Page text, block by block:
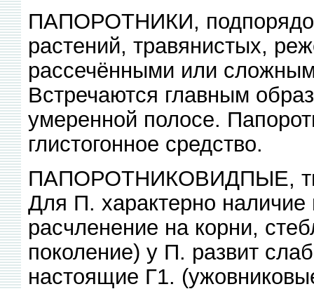
ПАПОРОТНИКИ,
растений, травянистых,
рассечёнными или
Встречаются главным
умеренной полосе.
глистогонное средство.
ПАПОРОТНИКОВИДПЫЕ,
Для П. характерно
расчленение на корни,
поколение) у П. развит
настоящие Г1.